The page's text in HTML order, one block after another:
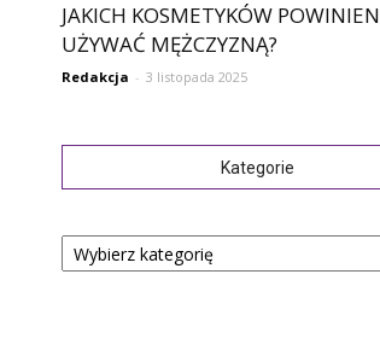
JAKICH KOSMETYKÓW POWINIEN
UŻYWAĆ MĘŻCZYZNĄ?
Redakcja - 3 listopada 2025
Kategorie
Kategorie